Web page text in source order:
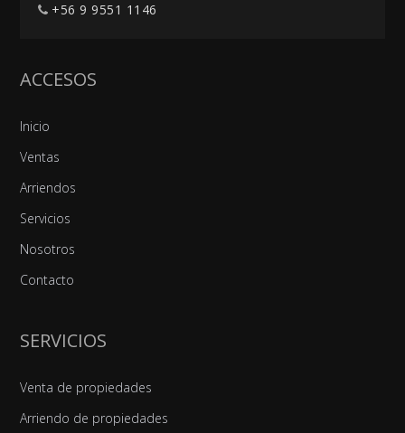
+56 9 9551 1146
ACCESOS
Inicio
Ventas
Arriendos
Servicios
Nosotros
Contacto
SERVICIOS
Venta de propiedades
Arriendo de propiedades